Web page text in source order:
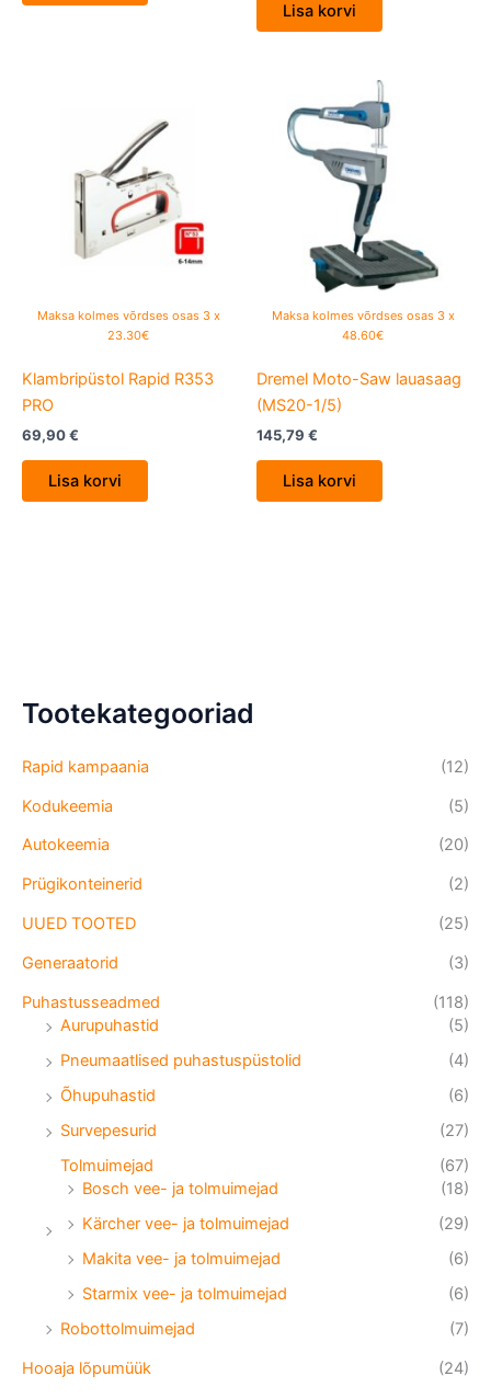
Tootekategooriad
Rapid kampaania
(12)
Kodukeemia
(5)
Autokeemia
(20)
Prügikonteinerid
(2)
UUED TOOTED
(25)
Generaatorid
(3)
Puhastusseadmed
(118)
Aurupuhastid
(5)
Pneumaatlised puhastuspüstolid
(4)
Õhupuhastid
(6)
Survepesurid
(27)
Tolmuimejad
(67)
Bosch vee- ja tolmuimejad
(18)
Kärcher vee- ja tolmuimejad
(29)
Makita vee- ja tolmuimejad
(6)
Starmix vee- ja tolmuimejad
(6)
Robottolmuimejad
(7)
Hooaja lõpumüük
(24)
Lisa korvi
Maksa kolmes võrdses osas 3 x
23.30€
Klambripüstol Rapid R353
PRO
69,90€
Lisa korvi
Maksa kolmes võrdses osas 3 x
48.60€
Dremel Moto-Saw lauasaag
(MS20-1/5)
145,79 €
Lisa korvi